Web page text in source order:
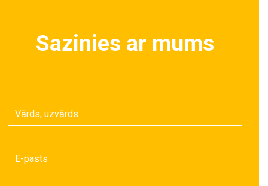
Sazinies ar mums